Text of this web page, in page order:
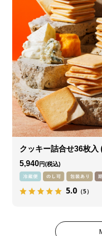
クッキー詰合せ36枚入
5,940円
5.0 （5）